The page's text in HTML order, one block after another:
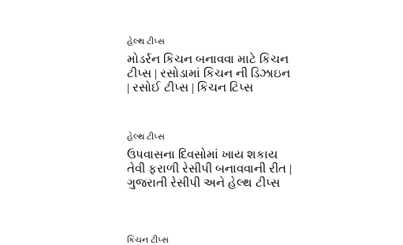
હેલ્થ ટીપ્સ
મોડર્રન કિચન બનાવવા માટે કિચન
ટીપ્સ | રસોડામાં કિચન ની ડિઝાઇન
| રસોઈ ટીપ્સ | કિચન ટિપ્સ
હેલ્થ ટીપ્સ
ઉપવાસના દિવસોમાં ખાય શકાય
તેવી ફરાળી રેસીપી બનાવવાની રીત |
ગુજરાતી રેસીપી અને હેલ્થ ટીપ્સ
કિચન ટીપ્સ